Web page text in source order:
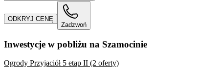
ODKRYJ CENĘ
Zadzwoń
Inwestycje w pobliżu na Szamocinie
Ogrody Przyjaciół 5 etap II (2 oferty)